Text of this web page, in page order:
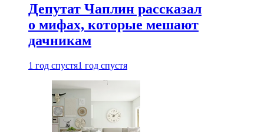
Депутат Чаплин рассказал
о мифах, которые мешают
дачникам
1 год спустя1 год спустя